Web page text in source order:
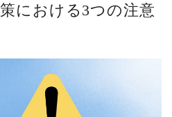
における3つの注意